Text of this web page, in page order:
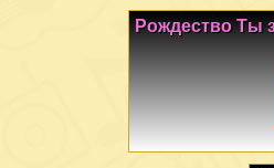
Рождество Ты